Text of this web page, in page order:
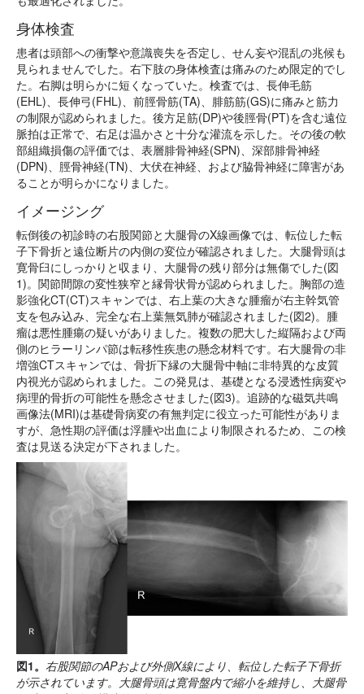
身体検査
患者は頭部への衝撃や意識喪失を否定し、せん妄や混乱の兆候も
見られませんでした。右下肢の身体検査は痛みのため限定的でし
た。右脚は明らかに短くなっていた。検査では、長伸毛筋
(EHL)、長伸弓(FHL)、前脛骨筋(TA)、腓筋筋(GS)に痛みと筋力
の制限が認められました。後方足筋(DP)や後脛骨(PT)を含む遠位
脈拍は正常で、右足は温かさと十分な灌流を示した。その後の軟
部組織損傷の評価では、表層腓骨神経(SPN)、深部腓骨神経
(DPN)、脛骨神経(TN)、大伏在神経、および脇骨神経に障害があ
ることが明らかになりました。
イメージング
転倒後の初診時の右股関節と大腿骨のX線画像では、転位した転
子下骨折と遠位断片の内側の変位が確認されました。大腿骨頭は
寛骨臼にしっかりと収まり、大腿骨の残り部分は無傷でした(図
1)。関節間隙の変性狭窄と縁骨状骨が認められました。胸部の造
影強化CT(CT)スキャンでは、右上葉の大きな腫瘤が右主幹気管
支を包み込み、完全な右上葉無気肺が確認されました(図2)。腫
瘤は悪性腫瘍の疑いがありました。複数の肥大した縦隔および両
側のヒラーリンパ節は転移性疾患の懸念材料です。右大腿骨の非
増強CTスキャンでは、骨折下縁の大腿骨中軸に非特異的な皮質
内視光が認められました。この発見は、基礎となる浸透性病変や
病理的骨折の可能性を懸念させました(図3)。追跡的な磁気共鳴
画像法(MRI)は基礎骨病変の有無判定に役立った可能性がありま
すが、急性期の評価は浮腫や出血により制限されるため、この検
査は見送る決定が下されました。
図1。 右股関節のAPおよび外側X線により、転位した転子下骨折
が示されています。大腿骨頭は寛骨盤内で縮小を維持し、大腿骨